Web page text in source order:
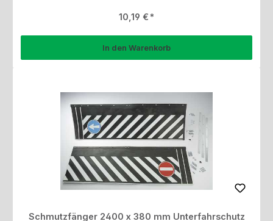
Regulärer Preis:
10,19 €
In den Warenkorb
Schmutzfänger 2400 x 380 mm Unterfahrschutz